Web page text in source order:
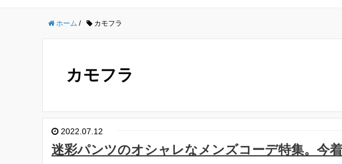
ホーム / カモフラ
カモフラ
2022.07.12
迷彩パンツのオシャレなメンズコーデ特集。今